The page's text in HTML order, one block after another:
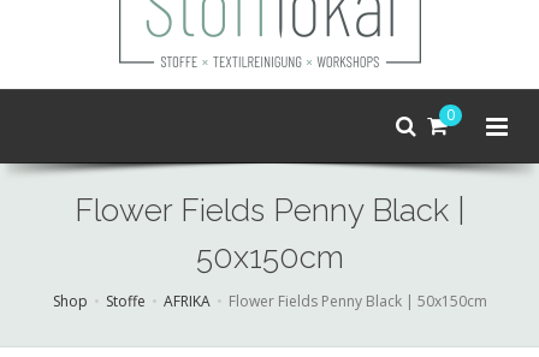
0
Flower Fields Penny Black |
50x150cm
Shop Stoffe AFRIKA Flower Fields Penny Black | 50x150cm